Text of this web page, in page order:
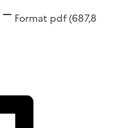
Format pdf(687,8